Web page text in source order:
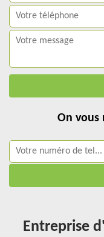
On vous
Entreprise